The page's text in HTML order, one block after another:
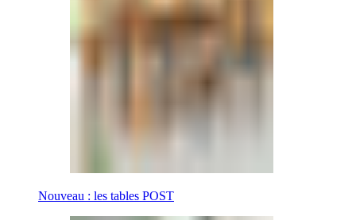
Nouveau : les tables POST